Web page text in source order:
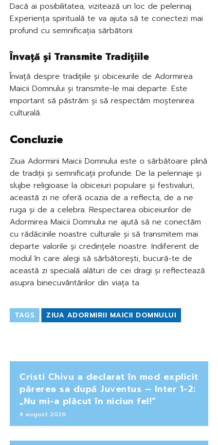
Dacă ai posibilitatea, vizitează un loc de pelerinaj.
Experiența spirituală te va ajuta să te conectezi mai
profund cu semnificația sărbătorii.
Învață și Transmite Tradițiile
Învață despre tradițiile și obiceiurile de Adormirea
Maicii Domnului și transmite-le mai departe. Este
important să păstrăm și să respectăm moștenirea
culturală.
Concluzie
Ziua Adormirii Maicii Domnului este o sărbătoare plină
de tradiții și semnificații profunde. De la pelerinaje și
slujbe religioase la obiceiuri populare și festivaluri,
această zi ne oferă ocazia de a reflecta, de a ne
ruga și de a celebra. Respectarea obiceiurilor de
Adormirea Maicii Domnului ne ajută să ne conectăm
cu rădăcinile noastre culturale și să transmitem mai
departe valorile și credințele noastre. Indiferent de
modul în care alegi să sărbătorești, bucură-te de
această zi specială alături de cei dragi și reflectează
asupra binecuvântărilor din viața ta.
TAGS ZIUA ADORMIRII MAICII DOMNULUI
Cristi Chivu a declarat în mod explicit
părerea sa după Juventus – Inter 1-2:
„Nu mi-a plăcut în niciun fel!”
8 august 2026